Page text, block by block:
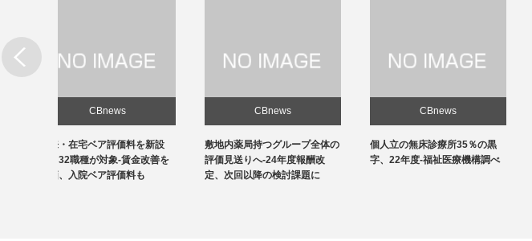
CBnews
敷地内薬局持つグループ全体の
評価見送りへ-24年度報酬改
定、次回以降の検討課題に
CBnews
個人立の無床診療所35％の黒
字、22年度-福祉医療機構調べ
CBnews
個人立の無床診療所35％の黒
字、22年度-福祉医療機構調べ